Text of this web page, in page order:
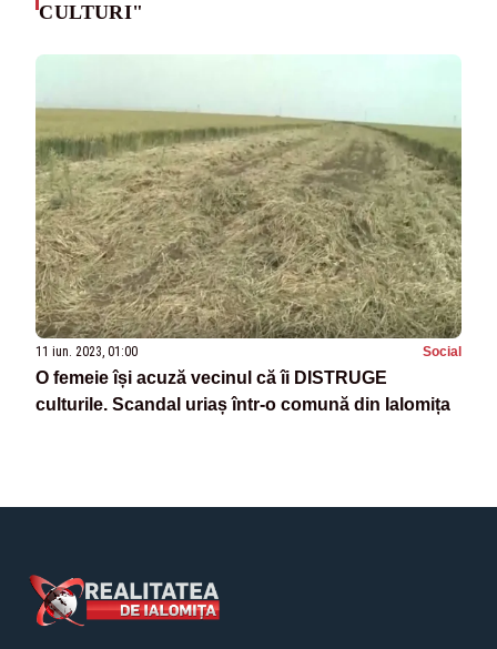
CULTURI"
11 iun. 2023, 01:00 Social
O femeie își acuză vecinul că îi DISTRUGE
culturile. Scandal uriaș într-o comună din Ialomița